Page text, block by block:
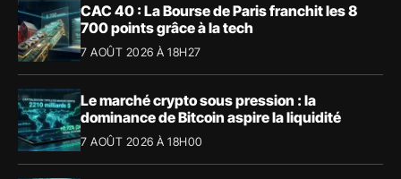
CAC 40 : La Bourse de Paris franchit les 8
700 points grâce à la tech
7 AOÛT 2026 À 18H27
Le marché crypto sous pression : la
dominance de Bitcoin aspire la liquidité
7 AOÛT 2026 À 18H00